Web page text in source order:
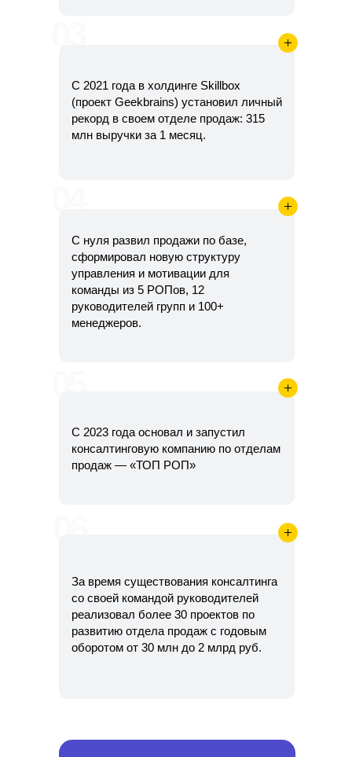
С 2023 года основал и запустил
консалтинговую компанию по отделам
продаж — «ТОП РОП»
С нуля развил продажи по базе,
сформировал новую структуру
управления и мотивации для
команды из 5 РОПов, 12
руководителей групп и 100+
менеджеров.
За время существования консалтинга
со своей командой руководителей
реализовал более 30 проектов по
развитию отдела продаж с годовым
оборотом от 30 млн до 2 млрд руб.
С 2021 года в холдинге Skillbox
(проект Geekbrains) установил личный
рекорд в своем отделе продаж: 315
млн выручки за 1 месяц.